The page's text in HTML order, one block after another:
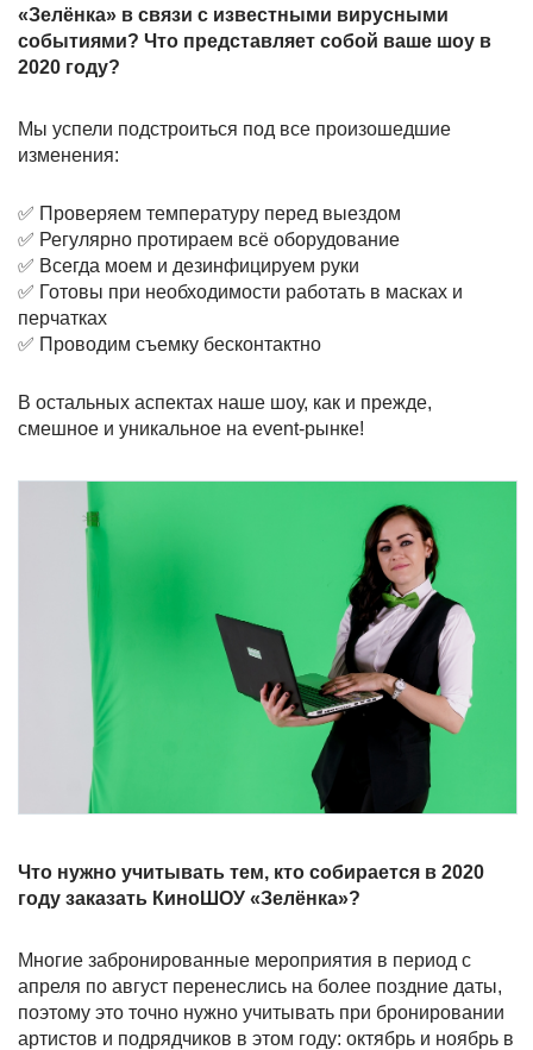
«Зелёнка» в связи с известными вирусными
событиями? Что представляет собой ваше шоу в
2020 году?
Мы успели подстроиться под все произошедшие
изменения:
✅ Проверяем температуру перед выездом
✅ Регулярно протираем всё оборудование
✅ Всегда моем и дезинфицируем руки
✅ Готовы при необходимости работать в масках и
перчатках
✅ Проводим съемку бесконтактно
В остальных аспектах наше шоу, как и прежде,
смешное и уникальное на event-рынке!
Что нужно учитывать тем, кто собирается в 2020
году заказать КиноШОУ «Зелёнка»?
Многие забронированные мероприятия в период с
апреля по август перенеслись на более поздние даты,
поэтому это точно нужно учитывать при бронировании
артистов и подрядчиков в этом году: октябрь и ноябрь в